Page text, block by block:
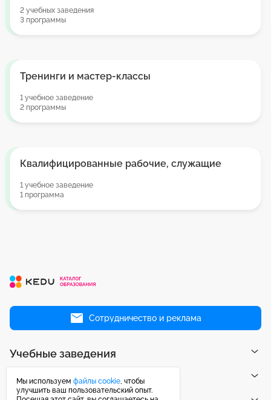
2 учебных заведения
3 программы
Тренинги и мастер-классы
1 учебное заведение
2 программы
Квалифицированные рабочие, служащие
1 учебное заведение
1 программа
Сотрудничество и реклама
Учебные заведения
Направления
Мы используем файлы cookie, чтобы
улучшить ваш пользовательский опыт.